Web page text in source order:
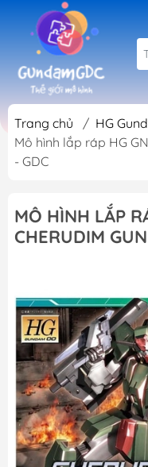
Trang chủ / HG
Mô hình lắp ráp HG
- GDC
MÔ HÌNH LẮP
CHERUDIM